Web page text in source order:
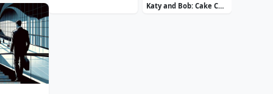
Katy and Bob: Cake Cafe